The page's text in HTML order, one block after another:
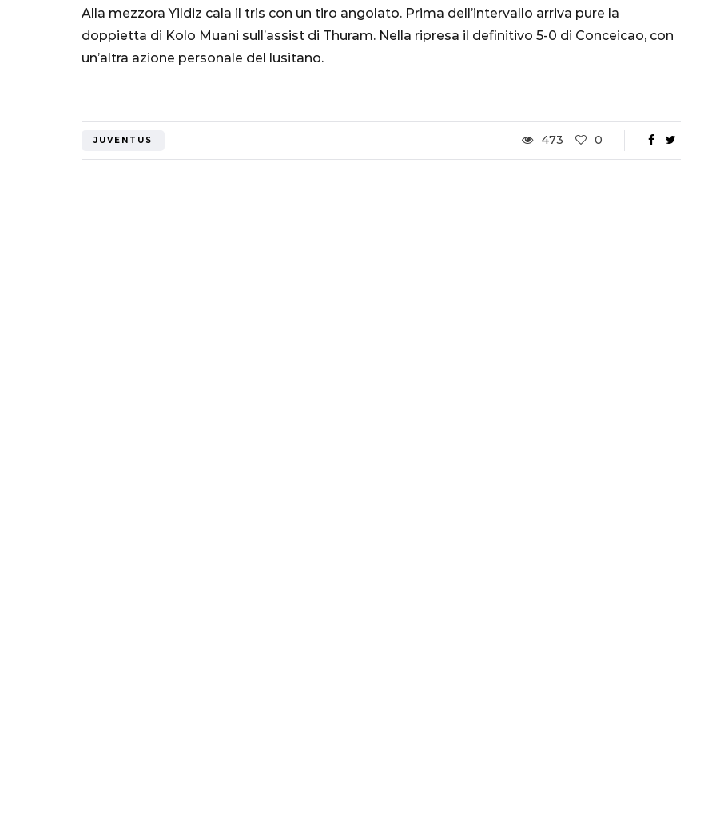
Alla mezzora Yildiz cala il tris con un tiro angolato. Prima dell’intervallo arriva pure la
doppietta di Kolo Muani sull’assist di Thuram. Nella ripresa il definitivo 5-0 di Conceicao, con
un’altra azione personale del lusitano.
JUVENTUS 473 0
Lautaro Martinez,
parla l'agente:
Mondiale"
5 Ottobre 2022
Ottavi di Finale
1 Dicembre 2022